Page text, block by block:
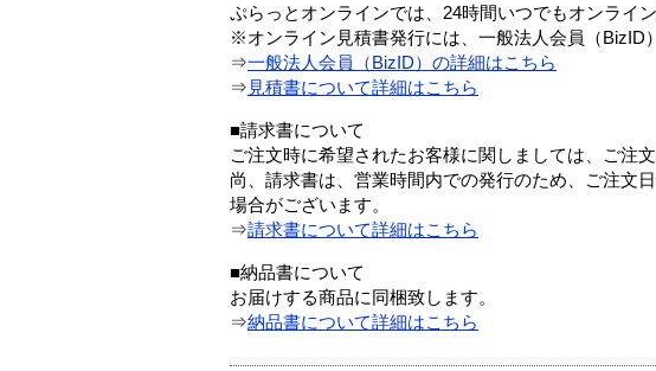
ぷらっとオンラインでは、24時間いつでもオンライ
※オンライン見積書発行には、一般法人会員（BizID
⇒一般法人会員（BizID）の詳細はこちら
⇒ 見積書について詳細はこちら
■請求書について
ご注文時に希望されたお客様に関しましては、ご注
尚、請求書は、営業時間内での発行のため、ご注文
場合がございます。
⇒請求書について詳細はこちら
■納品書について
お届けする商品に同梱致します。
⇒納品書について詳細はこちら